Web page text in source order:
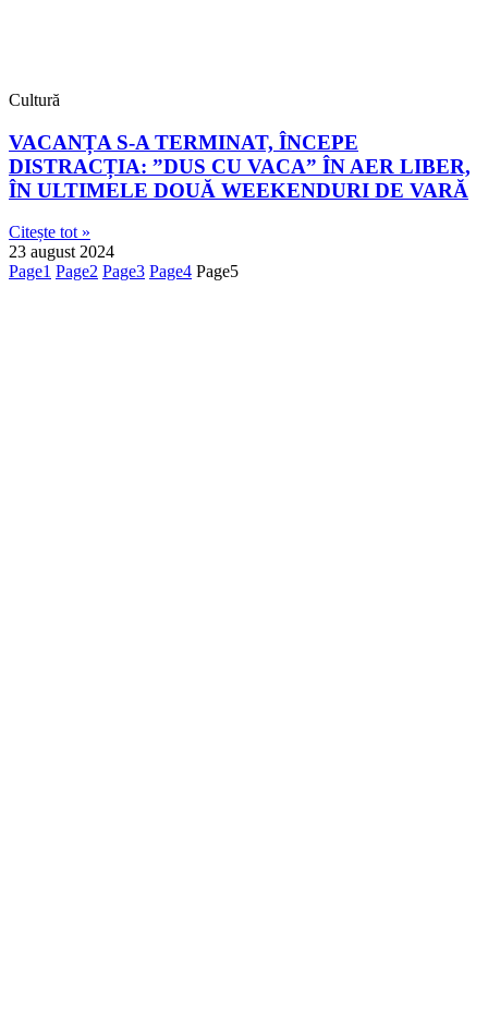
Cultură
VACANȚA S-A TERMINAT, ÎNCEPE
DISTRACȚIA: ”DUS CU VACA” ÎN AER LIBER,
ÎN ULTIMELE DOUĂ WEEKENDURI DE VARĂ
Citește tot »
23 august 2024
Page1 Page2 Page3 Page4 Page5